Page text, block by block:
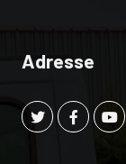
Adresse